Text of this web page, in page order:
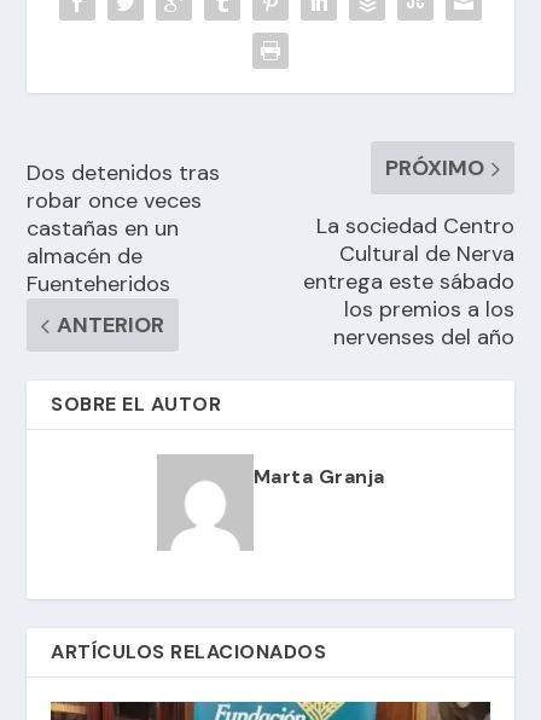
Dos detenidos tras
robar once veces
castañas en un
almacén de
Fuenteheridos
ANTERIOR
PRÓXIMO
La sociedad Centro
Cultural de Nerva
entrega este sábado
los premios a los
nervenses del año
SOBRE EL AUTOR
Marta Granja
ARTÍCULOS RELACIONADOS